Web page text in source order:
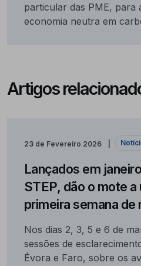
particular das PME, para
economia neutra em
Artigos
23 de Fevereiro 2026
Lançados em
STEP, dão o mote
primeira semana de
Nos dias 2, 3, 5 e 6 de
sessões de
Évora e Faro, sobre os